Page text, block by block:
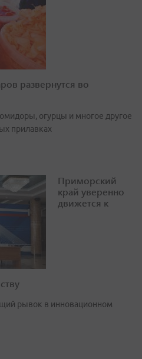
развернутся во
огурцы и многое другое
прилавках
Приморский
край уверенно
движется к
рывок в инновационном